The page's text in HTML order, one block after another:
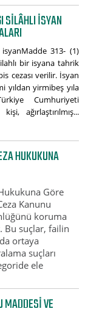
SILÂHLI ISYAN
313- (1)
bir isyana tahrik
cezası verilir. İsyan
yıldan yirmibeş yıla
Cumhuriyeti
ağırlaştırılmış...
HUKUKUNA
Göre
Kanunu
koruma
Bu suçlar, failin
ortaya
suçları
ele
MADDESI VE